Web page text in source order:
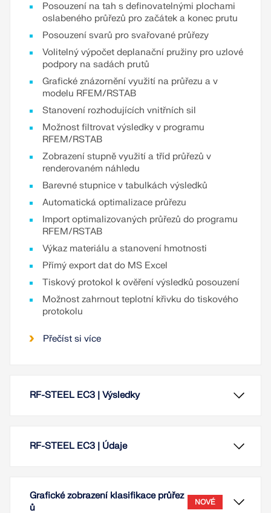
Posouzení na tah s definovatelnými plochami
oslabeného průřezů pro začátek a konec prutu
Posouzení svarů pro svařované průřezy
Volitelný výpočet deplanační pružiny pro uzlové
podpory na sadách prutů
Grafické znázornění využití na průřezu a v
modelu RFEM/RSTAB
Stanovení rozhodujících vnitřních sil
Možnost filtrovat výsledky v programu
RFEM/RSTAB
Zobrazení stupně využití a tříd průřezů v
renderovaném náhledu
Barevné stupnice v tabulkách výsledků
Automatická optimalizace průřezu
Import optimalizovaných průřezů do programu
RFEM/RSTAB
Výkaz materiálu a stanovení hmotnosti
Přímý export dat do MS Excel
Tiskový protokol k ověření výsledků posouzení
Možnost zahrnout teplotní křivku do tiskového
protokolu
Přečíst si více
RF-STEEL EC3 | Výsledky
RF-STEEL EC3 | Údaje
Grafické zobrazení klasifikace průřez
ů
NOVÉ